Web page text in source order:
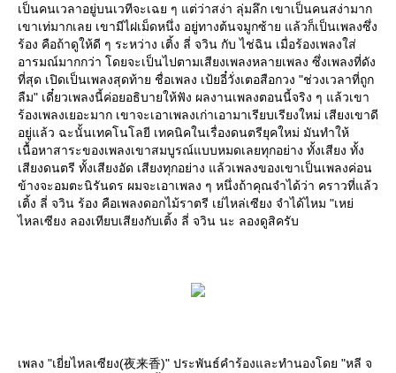
เป็นคนเวลาอยู่บนเวทีจะเฉย ๆ แต่ว่าสง่า ลุ่มลึก เขาเป็นคนสง่ามาก
เขาเท่มากเลย เขามีไฝเม็ดหนึ่ง อยู่ทางต้นจมูกซ้าย แล้วก็เป็นเพลงซึ่ง
ร้อง คือถ้าดูให้ดี ๆ ระหว่าง เติ้ง ลี่ จวิน กับ ไช่ฉิน เมื่อร้องเพลงใส่
อารมณ์มากกว่า โดยจะเป็นไปตามเสียงเพลงหลายเพลง ซึ่งเพลงที่ดัง
ที่สุด เปิดเป็นเพลงสุดท้าย ชื่อเพลง เป้ยอี๋วั่งเตอสือกวง "ช่วงเวลาที่ถูก
ลืม" เดี๋ยวเพลงนี้ค่อยอธิบายให้ฟัง ผลงานเพลงตอนนี้จริง ๆ แล้วเขา
ร้องเพลงเยอะมาก เขาจะเอาเพลงเก่าเอามาเรียบเรียงใหม่ เสียงเขาดี
อยู่แล้ว ฉะนั้นเทคโนโลยี เทคนิคในเรื่องดนตรียุคใหม่ มันทำให้
เนื้อหาสาระของเพลงเขาสมบูรณ์แบบหมดเลยทุกอย่าง ทั้งเสียง ทั้ง
เสียงดนตรี ทั้งเสียงอัด เสียงทุกอย่าง แล้วเพลงของเขาเป็นเพลงค่อน
ข้างจะอมตะนิรันดร ผมจะเอาเพลง ๆ หนึ่งถ้าคุณจำได้ว่า คราวที่แล้ว
เติ้ง ลี่ จวิน ร้อง คือเพลงดอกไม้ราตรี เย่ไหล่เซียง จำได้ไหม "เหย่
ไหลเซียง ลองเทียบเสียงกับเติ้ง ลี่ จวิน นะ ลองดูสิครับ
เพลง "เยี่ยไหลเซียง(夜来香)" ประพันธ์คำร้องและทำนองโดย "หลี จ